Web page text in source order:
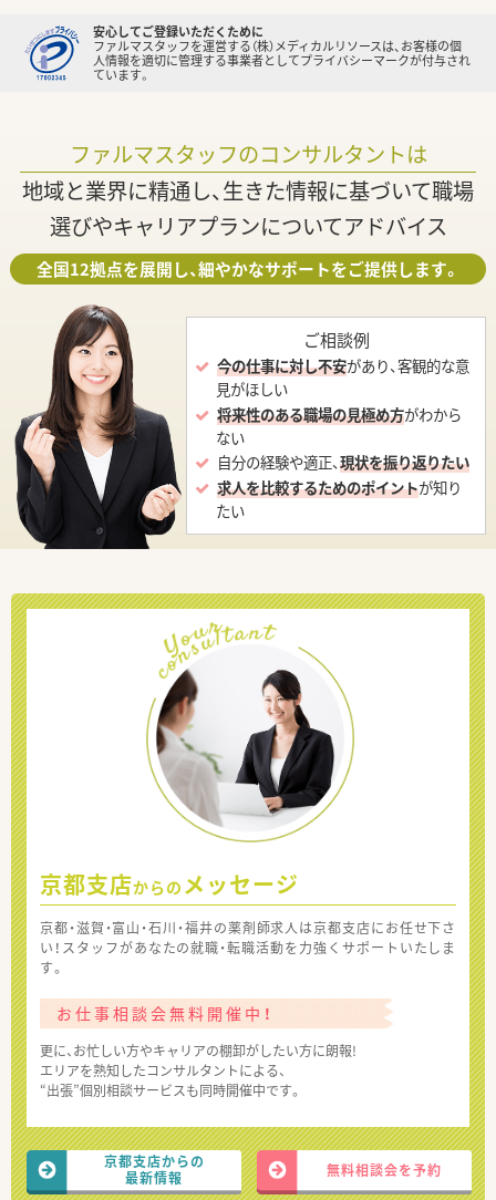
安心してご登録いただくために
ファルマスタッフを運営する（株）メディカルリソースは、お客様の個
人情報を適切に管理する事業者としてプライバシーマークが付与され
ています。
ファルマスタッフのコンサルタントは
地域と業界に精通し、生きた情報に基づいて職場
選びやキャリアプランについてアドバイス
全国12拠点を展開し、細やかなサポートをご提供します。
ご相談例
今の仕事に対し不安があり、客観的な意
見がほしい
将来性のある職場の見極め方がわから
ない
自分の経験や適正、現状を振り返りたい
求人を比較するためのポイントが知り
たい
京都支店からの メッセージ
京都・滋賀・富山・石川・福井の薬剤師求人は京都支店にお任せ下さ
い！スタッフがあなたの就職・転職活動を力強くサポートいたしま
す。
お仕事相談会無料開催中！
更に、お忙しい方やキャリアの棚卸がしたい方に朗報!
エリアを熟知したコンサルタントによる、
“出張”個別相談サービスも同時開催中です。
京都支店からの
最新情報
無料相談会を予約